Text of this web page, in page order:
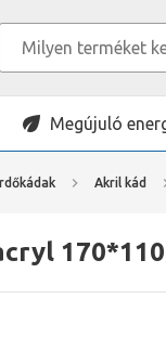
Megújuló
Akril kád